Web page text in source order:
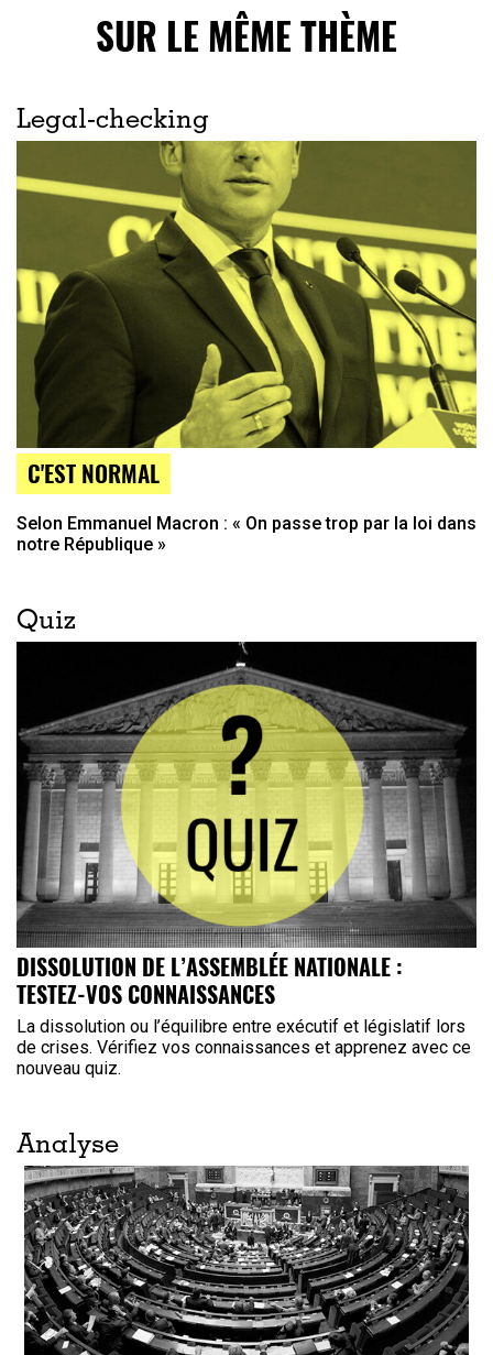
SUR LE MÊME THÈME
Legal-checking
C'EST NORMAL
Selon Emmanuel Macron : « On passe trop par la loi dans
notre République »
Quiz
DISSOLUTION DE L’ASSEMBLÉE NATIONALE :
TESTEZ-VOS CONNAISSANCES
La dissolution ou l’équilibre entre exécutif et législatif lors
de crises. Vérifiez vos connaissances et apprenez avec ce
nouveau quiz.
Analyse